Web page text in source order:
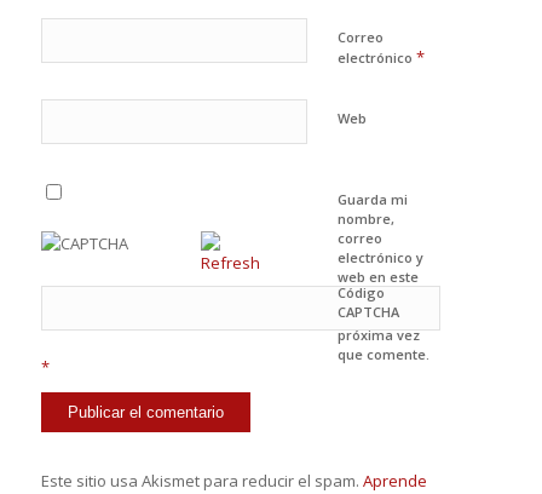
Correo
electrónico *
Web
Guarda mi
nombre,
correo
electrónico y
web en este
navegador
para la
próxima vez
que comente.
Código
CAPTCHA
*
Este sitio usa Akismet para reducir el spam. Aprende